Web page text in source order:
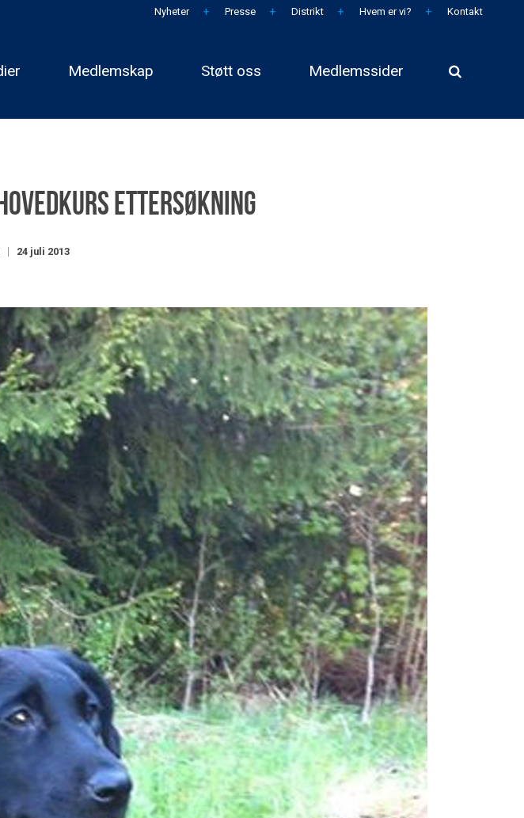
Nyheter Presse Distrikt Hvem er vi? Kontakt
Medlemskap Støtt oss Medlemssider
ettersøkning
24 juli 2013